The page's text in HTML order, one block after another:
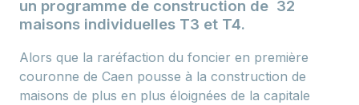
un programme de construction de 32
maisons individuelles T3 et T4.
Alors que la raréfaction du foncier en première
couronne de Caen pousse à la construction de
maisons de plus en plus éloignées de la capitale